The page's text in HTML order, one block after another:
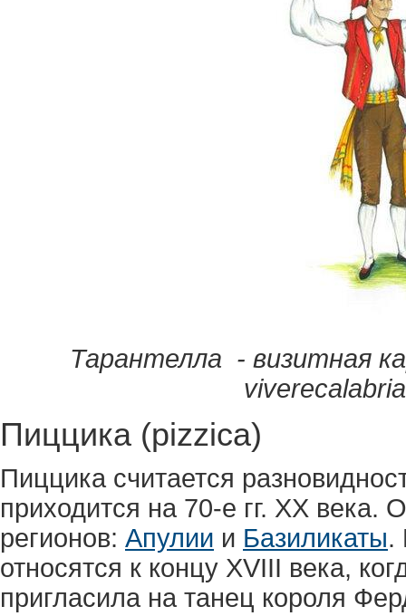
Тарантелла - визитная
Пиццика (pizzica)
Пиццика считается
приходится на 70-е гг. ХХ
регионов: Апулии и Базиликаты.
относятся к концу XVIII века,
пригласила на танец короля